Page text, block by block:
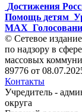
Достижения
Помощь детям
MAX
© Сетевое
по надзору в
массовых
89776 от
Контакты
Учредитель -
округа